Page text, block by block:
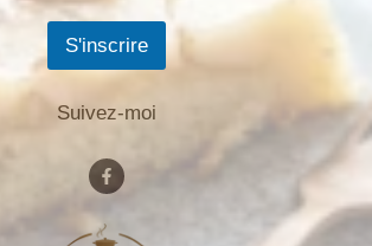
S'inscrire
Suivez-moi